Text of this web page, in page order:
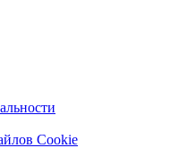
Cookie